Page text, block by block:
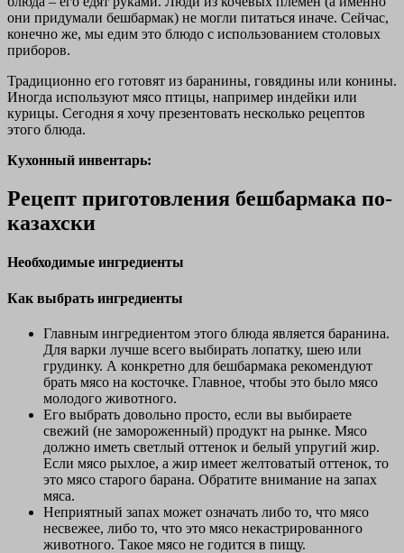
они придумали бешбармак) не могли питаться иначе. Сейчас,
конечно же, мы едим это блюдо с использованием столовых
приборов.
Традиционно его готовят из баранины, говядины или конины.
Иногда используют мясо птицы, например индейки или
курицы. Сегодня я хочу презентовать несколько рецептов
этого блюда.
Кухонный инвентарь:
Рецепт приготовления бешбармака по-
казахски
Необходимые ингредиенты
Как выбрать ингредиенты
Главным ингредиентом этого блюда является баранина.
Для варки лучше всего выбирать лопатку, шею или
грудинку. А конкретно для бешбармака рекомендуют
брать мясо на косточке. Главное, чтобы это было мясо
молодого животного.
Его выбрать довольно просто, если вы выбираете
свежий (не замороженный) продукт на рынке. Мясо
должно иметь светлый оттенок и белый упругий жир.
Если мясо рыхлое, а жир имеет желтоватый оттенок, то
это мясо старого барана. Обратите внимание на запах
мяса.
Неприятный запах может означать либо то, что мясо
несвежее, либо то, что это мясо некастрированного
животного. Такое мясо не годится в пищу.